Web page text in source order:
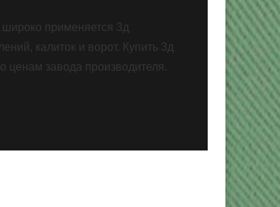
применяется 3д
калиток и ворот. Купить 3д
ценам завода производителя.